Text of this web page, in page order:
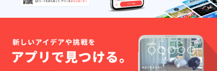
ご了承
くださ
い。
ていま
す。 ＜
・
Refimo
stick（
本体）
は、必
要以上
と破損
の恐れ
があり
ますの
でご注
ル 中用
紙：無
の紙、
いずれ
か。）
裏表
紙：GA
ジーン
ズ生地
がとて
も良
く、使
い込む
とより
を収納
して持
ち歩く
できま
す。 ※
１）セ
ルビッ
チデニ